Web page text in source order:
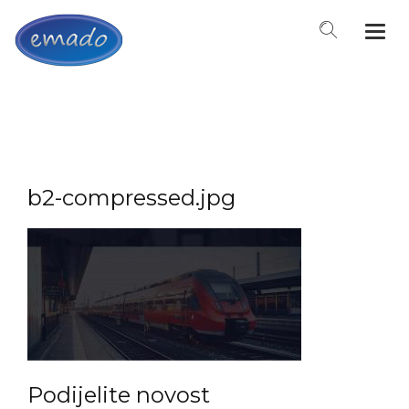
b2-compressed.jpg
Podijelite novost